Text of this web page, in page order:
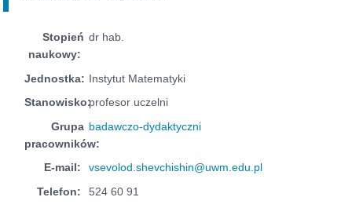
Stopień
naukowy:
dr hab.
Jednostka: Instytut Matematyki
Stanowisko:profesor uczelni
Grupa
pracowników:
badawczo-dydaktyczni
E-mail:
vsevolod.shevchishin@uwm.edu.pl
Telefon:
524 60 91